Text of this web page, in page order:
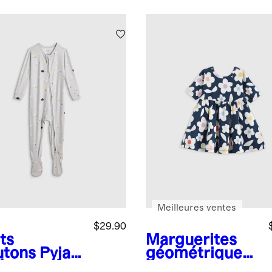
Pyja
$29.90
Marguerites
géométriques
Meilleures ventes